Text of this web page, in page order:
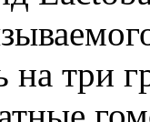
на три